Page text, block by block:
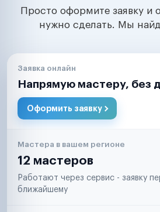
Просто оформите заявку и
нужно сделать. Мы
Заявка онлайн
Напрямую мастеру, без
Оформить заявку
Мастера в вашем регионе
12 мастеров
Работают через сервис - заявку
ближайшему